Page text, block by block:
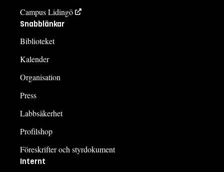
Campus Lidingö
Snabblänkar
Biblioteket
Kalender
Organisation
Press
Labbsäkerhet
Profilshop
Föreskrifter och styrdokument
Internt